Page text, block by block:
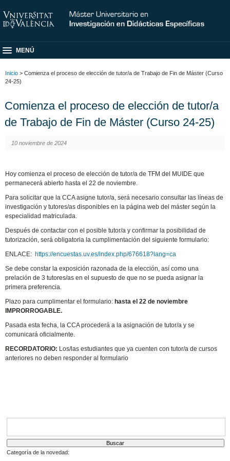
MENÚ
Inicio > Comienza el proceso de elección de tutor/a de Trabajo de Fin de Máster (Curso
24-25)
Comienza el proceso de elección de tutor/a
de Trabajo de Fin de Máster (Curso 24-25)
10 noviembre de 2024
Hoy comienza el proceso de elección de tutor/a de TFM del MUIDE que
permanecerá abierto hasta el 22 de noviembre.
Para solicitar que la CCA asigne tutor/a, será necesario consultar las líneas de
investigación y tutores/as disponibles en la página web del máster según la
especialidad matriculada.
Después de contactar con el posible tutor/a y confirmar la posibilidad de
tutorización, será obligatoria la cumplimentación del siguiente formulario:
ENLACE: https://encuestas.uv.es/index.php/676618?lang=ca
Se debe constar la exposición razonada de la elección, así como una
prelación de 3 tutores/as en el supuesto de que no se pueda asignar la
primera preferencia.
Plazo para cumplimentar el formulario:hasta el 22 de noviembre
IMPRORROGABLE.
Pasada esta fecha, la CCA procederá a la asignación de tutor/a y se
comunicará oficialmente.
RECORDATORIO: Los/las estudiantes que ya cuenten con tutor/a de cursos
anteriores no deben responder al formulario
Categoría de la novedad: